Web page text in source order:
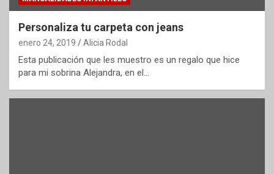
Personaliza tu carpeta con jeans
enero 24, 2019 Alicia Rodal
Esta publicación que les muestro es un regalo que hice
para mi sobrina Alejandra, en el…